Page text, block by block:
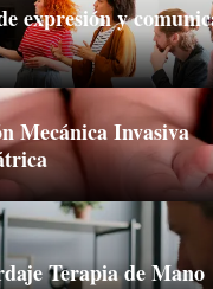
expresión y
Mecánica Invasiva
Terapia de Mano